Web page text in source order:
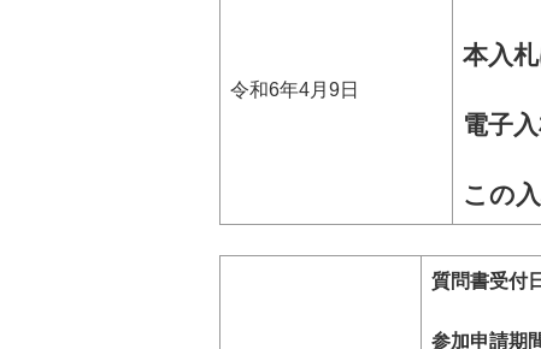
令和6年4月9日
本入
電子
この
質問書受付
参加申請期